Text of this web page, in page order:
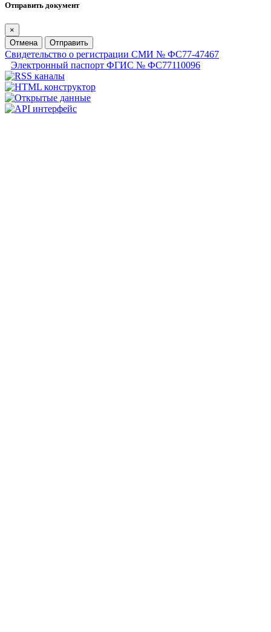
Отправить документ
×
Отмена
Отправить
Свидетельство о регистрации СМИ № ФС77-47467
Электронный паспорт ФГИС № ФС77110096